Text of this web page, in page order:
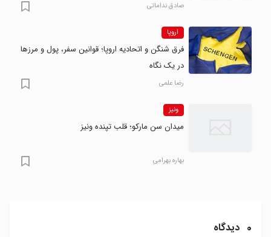
صادق نداماتی
اروپا
فرق شنگن و اتحادیه اروپا؛ قوانین سفر، پول و مرزها
در یک نگاه
رضا علمی
ونیز
میدان سن مارکو؛ قلب تپنده ونیز
بهاره بهرامی
0 دیدگاه